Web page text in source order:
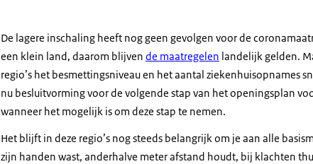
De lagere inschaling heeft nog geen gevolgen voor de
een klein land, daarom blijven de maatregelen landelijk gelden.
regio’s het besmettingsniveau en het aantal ziekenhuisopnames
nu besluitvorming voor de volgende stap van het openingsplan
wanneer het mogelijk is om deze stap te nemen.
Het blijft in deze regio’s nog steeds belangrijk om je aan alle
zijn handen wast, anderhalve meter afstand houdt, bij klachten